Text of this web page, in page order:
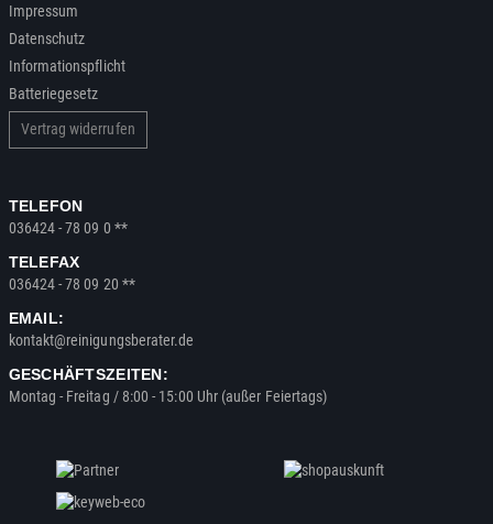
Impressum
Datenschutz
Informationspflicht
Batteriegesetz
Vertrag widerrufen
TELEFON
036424 - 78 09 0 **
TELEFAX
036424 - 78 09 20 **
EMAIL:
kontakt@reinigungsberater.de
GESCHÄFTSZEITEN:
Montag - Freitag / 8:00 - 15:00 Uhr (außer Feiertags)